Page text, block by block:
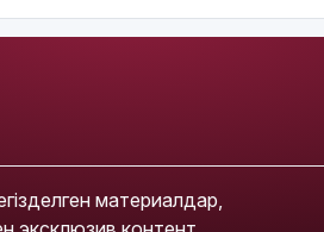
материалдар,